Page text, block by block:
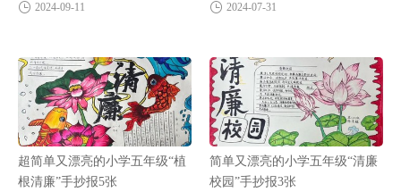
2024-09-11 2024-07-31
超简单又漂亮的小学五年级“植
根清廉”手抄报5张
简单又漂亮的小学五年级“清廉
校园”手抄报3张